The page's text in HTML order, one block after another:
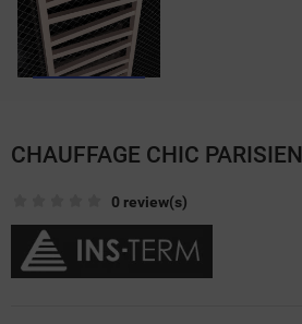
CHAUFFAGE CHIC PARISIEN
0 review(s)